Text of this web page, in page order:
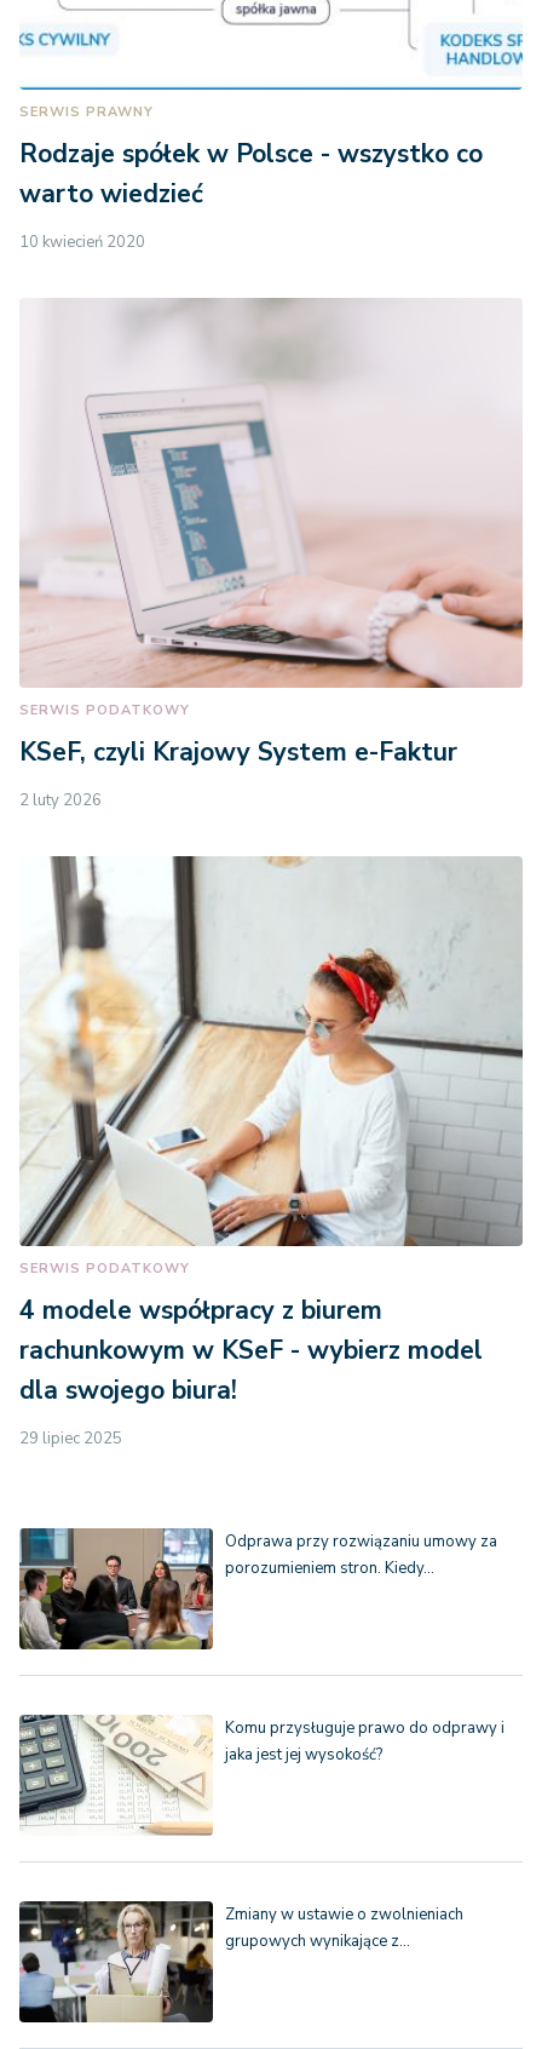
SERWIS PRAWNY
Rodzaje spółek w Polsce - wszystko co
warto wiedzieć
10 kwiecień 2020
SERWIS PODATKOWY
KSeF, czyli Krajowy System e-Faktur
2 luty 2026
SERWIS PODATKOWY
4 modele współpracy z biurem
rachunkowym w KSeF - wybierz model
dla swojego biura!
29 lipiec 2025
Odprawa przy rozwiązaniu umowy za
porozumieniem stron. Kiedy…
Komu przysługuje prawo do odprawy i
jaka jest jej wysokość?
Zmiany w ustawie o zwolnieniach
grupowych wynikające z…